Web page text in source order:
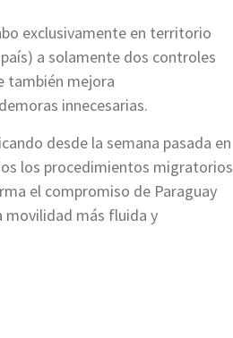
exclusivamente en territorio
a solamente dos controles
también mejora
innecesarias.
desde la semana pasada en
los procedimientos migratorios
el compromiso de Paraguay
movilidad más fluida y